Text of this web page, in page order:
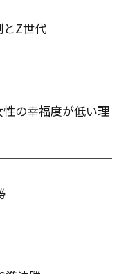
Z世代
の幸福度が低い理